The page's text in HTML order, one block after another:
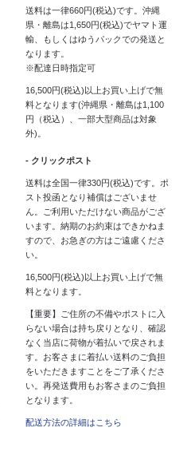
送料は一律660円(税込)です。沖縄
県・離島は1,650円(税込)でヤマト運
輸、もしくはゆうパックでの発送と
なります。
※配達日時指定可
16,500円(税込)以上お買い上げで無
料となります(沖縄県・離島は1,100
円（税込）、一部大型商品は対象
外)。
- クリックポスト
送料は全国一律330円(税込)です。ポ
スト投函となり補償はございませ
ん。ご利用いただけない商品がござ
います。納期のお約束はできかねま
すので、お急ぎの方はご遠慮くださ
い。
16,500円(税込)以上お買い上げで無
料となります。
【重要】ご住所の不備やポストに入
らない場合は持ち戻りとなり、確認
なく当店に荷物が着払いで戻されま
す。お客さまに着払い送料のご負担
をいただきますことをご了承くださ
い。再発送費用もお客さまのご負担
となります。
配送方法の詳細はこちら